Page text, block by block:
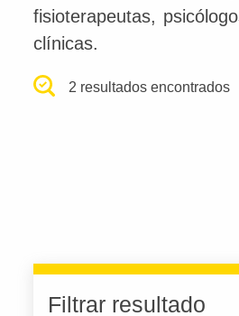
fisioterapeutas,
clínicas.
2 resultados encontrados
Filtrar resultado